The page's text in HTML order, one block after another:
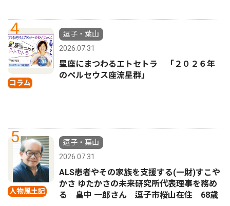
4
コラム
逗子・葉山
2026.07.31
星座にまつわるエトセトラ 「２０２６年
のペルセウス座流星群」
5
人物風土記
逗子・葉山
2026.07.31
ALS患者やその家族を支援する(一財)すこや
かさ ゆたかさの未来研究所代表理事を務め
る 畠中 一郎さん 逗子市桜山在住 68歳